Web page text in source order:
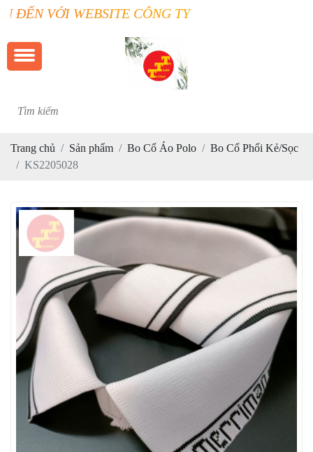
CÔNG TY TRƯỜNG THUẬN TÀI
Trang chủ Sản phẩm Bo Cổ Áo Polo
Bo Cổ Phối Kẻ/Sọc
KS2205028